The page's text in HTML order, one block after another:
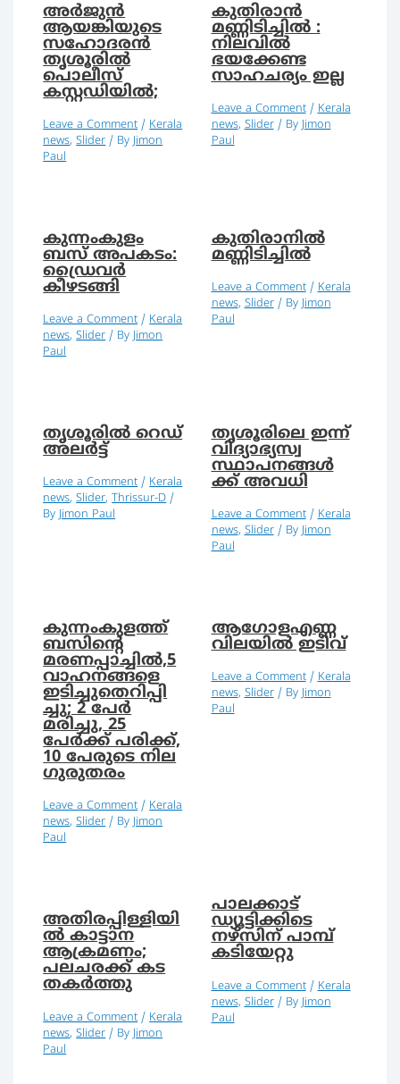
അര്‍ജുന്‍
ആയങ്കിയുടെ
സഹോദരന്‍
തൃശൂരിൽ
പൊലീസ്
കസ്റ്റഡിയില്‍;
Leave a Comment / Kerala
news,Slider / By Jimon
Paul
കുതിരാൻ
മണ്ണിടിച്ചിൽ :
നിലവില്‍
ഭയക്കേണ്ട
സാഹചര്യം ഇല്ല
Leave a Comment / Kerala
news, Slider/ By Jimon
Paul
കുന്നംകുളം
ബസ് അപകടം:
ഡ്രൈവര്‍
കീഴടങ്ങി
Leave a Comment / Kerala
news,Slider / By Jimon
Paul
കുതിരാനിൽ
മണ്ണിടിച്ചിൽ
Leave a Comment / Kerala
news, Slider/ By Jimon
Paul
തൃശൂരിൽ റെഡ്
അലർട്ട്
Leave a Comment /Kerala
news,Slider,Thrissur-D/
ByJimon Paul
തൃശൂരിലെ ഇന്ന്
വിദ്യാഭ്യസ്വ
സ്ഥാപനങ്ങൾ
ക്ക് അവധി
Leave a Comment /Kerala
news,Slider/ ByJimon
Paul
കുന്നംകുളത്ത്
ബസിന്റെ
മരണപ്പാച്ചില്‍,5
വാഹനങ്ങളെ
ഇടിച്ചുതെറിപ്പി
ച്ചു; 2 പേർ
മരിച്ചു, 25
പേര്‍ക്ക് പരിക്ക്,
10 പേരുടെ നില
ഗുരുതരം
Leave a Comment /Kerala
news,Slider/ ByJimon
Paul
ആഗോളഎണ്ണ
വിലയില്‍ ഇടിവ്
Leave a Comment /Kerala
news,Slider/ ByJimon
Paul
അതിരപ്പിള്ളിയി
ല്‍ കാട്ടാന
ആക്രമണം;
പലചരക്ക് കട
തകര്‍ത്തു
Leave a Comment / Kerala
news,Slider / By Jimon
Paul
പാലക്കാട്
ഡ്യൂട്ടിക്കിടെ
നഴ്‌സിന് പാമ്പ്
കടിയേറ്റു
Leave a Comment / Kerala
news, Slider/ By Jimon
Paul